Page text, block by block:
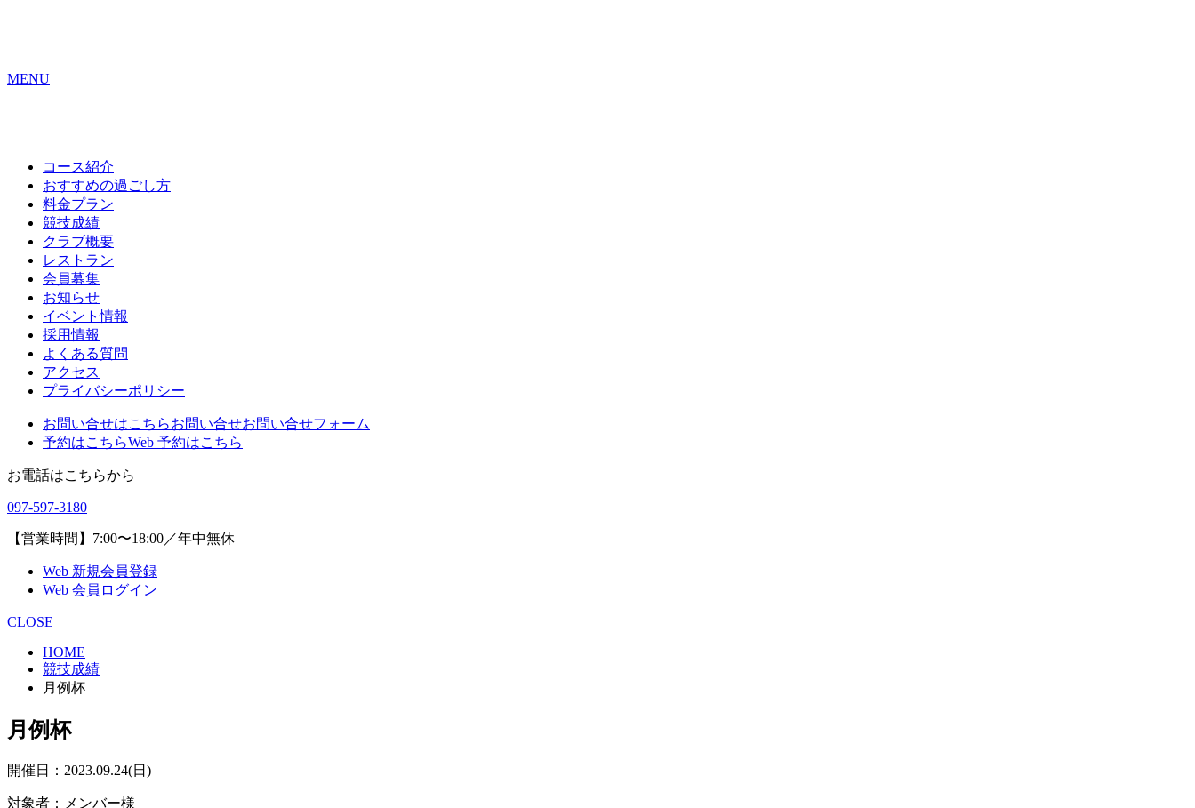
MENU
コース紹介
おすすめの過ごし方
料金プラン
競技成績
クラブ概要
レストラン
会員募集
お知らせ
イベント情報
採用情報
よくある質問
アクセス
プライバシーポリシー
お問い合せはこちらお問い合せお問い合せフォーム
予約はこちらWeb 予約はこちら
お電話はこちらから
097-597-3180
【営業時間】7:00〜18:00／年中無休
Web 新規会員登録
Web 会員ログイン
CLOSE
HOME
競技成績
月例杯
月例杯
開催日：2023.09.24(日)
対象者：メンバー様